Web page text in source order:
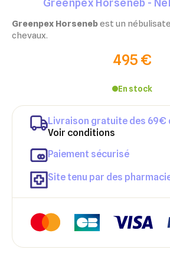
Greenpex Horseneb -
Greenpex Horsenebest un
chevaux.
495 €
En stock
Livraison gratuite des 69€
Voir conditions
Paiement sécurisé
Site tenu par des